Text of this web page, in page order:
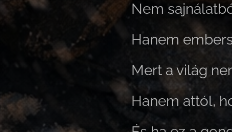
Nem
Hanem
Mert a világ
Hanem attól,